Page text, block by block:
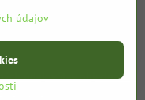
údajovStav objednávky
údajov